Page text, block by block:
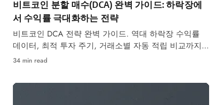
비트코인 분할 매수(DCA) 완벽 가이드: 하락장에
서 수익률 극대화하는 전략
비트코인 DCA 전략 완벽 가이드. 역대 하락장 수익률
데이터, 최적 투자 주기, 거래소별 자동 적립 비교까지
총정리.
34 min read